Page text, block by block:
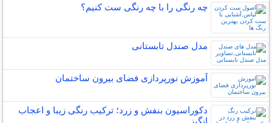
چه رنگی را با چه رنگی ست کنیم؟
مدل صندل تابستانی
آموزش نورپردازی فضای بیرون ساختمان
دکوراسیون بنفش و زرد؛ ترکیب رنگی زیبا و اعجاب
انگیز